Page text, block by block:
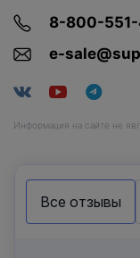
8-800-
e-
Информация на сайте не